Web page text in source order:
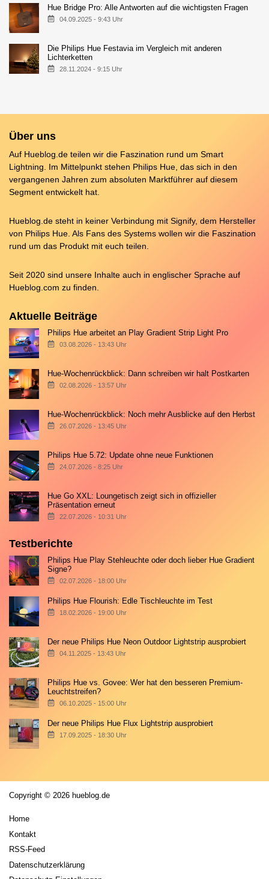
Hue Bridge Pro: Alle Antworten auf die wichtigsten Fragen
04.09.2025 - 9:43 Uhr
Die Philips Hue Festavia im Vergleich mit anderen
Lichterketten
28.11.2024 - 9:15 Uhr
Über uns
Auf Hueblog.de teilen wir die Faszination rund um Smart
Lightning. Im Mittelpunkt stehen Philips Hue, das sich in den
vergangenen Jahren zum absoluten Marktführer auf diesem
Segment entwickelt hat.
Hueblog.de steht in keiner Verbindung mit Signify, dem Hersteller
von Philips Hue. Als Fans des Systems wollen wir die Faszination
rund um das Produkt mit euch teilen.
Seit 2020 sind unsere Inhalte auch in englischer Sprache auf
Hueblog.com zu finden.
Aktuelle Beiträge
Philips Hue arbeitet an Play Gradient Strip Light Pro
03.08.2026 - 13:43 Uhr
Hue-Wochenrückblick: Dann schreiben wir halt Postkarten
02.08.2026 - 13:57 Uhr
Hue-Wochenrückblick: Noch mehr Ausblicke auf den Herbst
26.07.2026 - 13:45 Uhr
Philips Hue 5.72: Update ohne neue Funktionen
24.07.2026 - 8:25 Uhr
Hue Go XXL: Loungetisch zeigt sich in offizieller
Präsentation erneut
22.07.2026 - 10:31 Uhr
Testberichte
Philips Hue Play Stehleuchte oder doch lieber Hue Gradient
Signe?
02.07.2026 - 18:00 Uhr
Philips Hue Flourish: Edle Tischleuchte im Test
18.02.2026 - 19:00 Uhr
Der neue Philips Hue Neon Outdoor Lightstrip ausprobiert
04.11.2025 - 13:43 Uhr
Philips Hue vs. Govee: Wer hat den besseren Premium-
Leuchtstreifen?
06.10.2025 - 15:00 Uhr
Der neue Philips Hue Flux Lightstrip ausprobiert
17.09.2025 - 18:30 Uhr
Copyright © 2026 hueblog.de
Home
Kontakt
RSS-Feed
Datenschutzerklärung